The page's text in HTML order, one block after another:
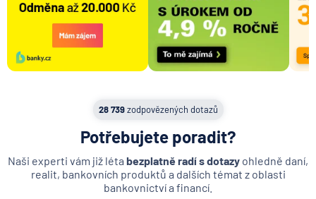
28 739zodpovězených dotazů
Potřebujete poradit?
Naši experti vám již léta bezplatně radí s dotazy ohledně daní,
realit, bankovních produktů a dalších témat z oblasti
bankovnictví a financí.